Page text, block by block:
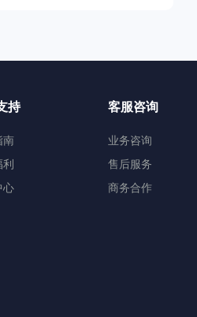
持
南
心
客服咨询
业务咨询
售后服务
商务合作